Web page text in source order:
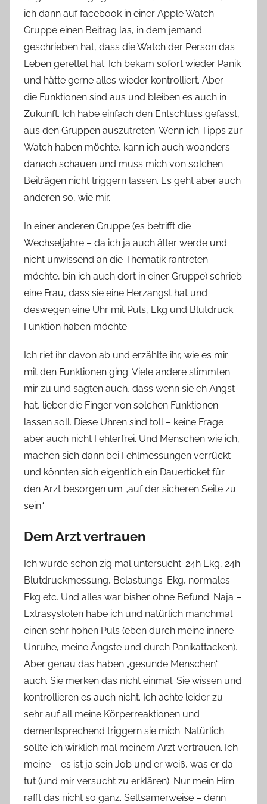
ich dann auf facebook in einer Apple Watch
Gruppe einen Beitrag las, in dem jemand
geschrieben hat, dass die Watch der Person das
Leben gerettet hat. Ich bekam sofort wieder Panik
und hätte gerne alles wieder kontrolliert. Aber –
die Funktionen sind aus und bleiben es auch in
Zukunft. Ich habe einfach den Entschluss gefasst,
aus den Gruppen auszutreten. Wenn ich Tipps zur
Watch haben möchte, kann ich auch woanders
danach schauen und muss mich von solchen
Beiträgen nicht triggern lassen. Es geht aber auch
anderen so, wie mir.
In einer anderen Gruppe (es betrifft die
Wechseljahre – da ich ja auch älter werde und
nicht unwissend an die Thematik rantreten
möchte, bin ich auch dort in einer Gruppe) schrieb
eine Frau, dass sie eine Herzangst hat und
deswegen eine Uhr mit Puls, Ekg und Blutdruck
Funktion haben möchte.
Ich riet ihr davon ab und erzählte ihr, wie es mir
mit den Funktionen ging. Viele andere stimmten
mir zu und sagten auch, dass wenn sie eh Angst
hat, lieber die Finger von solchen Funktionen
lassen soll. Diese Uhren sind toll – keine Frage
aber auch nicht Fehlerfrei. Und Menschen wie ich,
machen sich dann bei Fehlmessungen verrückt
und könnten sich eigentlich ein Dauerticket für
den Arzt besorgen um „auf der sicheren Seite zu
sein“.
Dem Arzt vertrauen
Ich wurde schon zig mal untersucht. 24h Ekg, 24h
Blutdruckmessung, Belastungs-Ekg, normales
Ekg etc. Und alles war bisher ohne Befund. Naja –
Extrasystolen habe ich und natürlich manchmal
einen sehr hohen Puls (eben durch meine innere
Unruhe, meine Ängste und durch Panikattacken).
Aber genau das haben „gesunde Menschen“
auch. Sie merken das nicht einmal. Sie wissen und
kontrollieren es auch nicht. Ich achte leider zu
sehr auf all meine Körperreaktionen und
dementsprechend triggern sie mich. Natürlich
sollte ich wirklich mal meinem Arzt vertrauen. Ich
meine – es ist ja sein Job und er weiß, was er da
tut (und mir versucht zu erklären). Nur mein Hirn
rafft das nicht so ganz. Seltsamerweise – denn